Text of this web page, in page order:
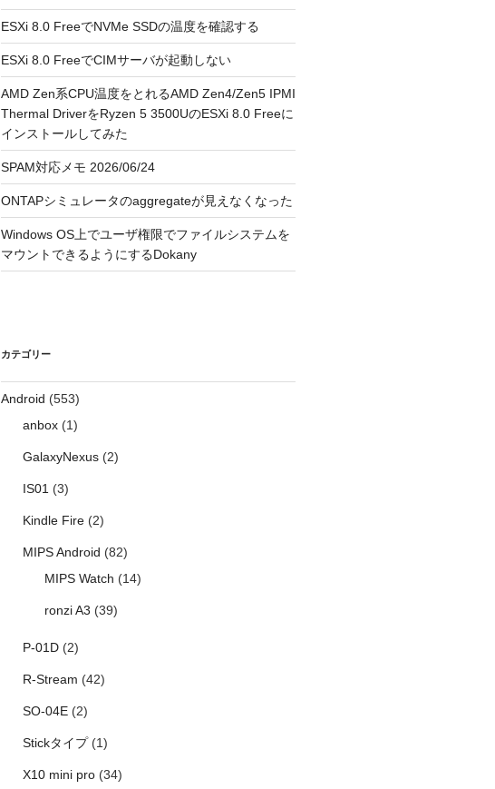
ESXi 8.0 FreeでNVMe SSDの温度を確認する
ESXi 8.0 FreeでCIMサーバが起動しない
AMD Zen系CPU温度をとれるAMD Zen4/Zen5 IPMI
Thermal DriverをRyzen 5 3500UのESXi 8.0 Freeに
インストールしてみた
SPAM対応メモ 2026/06/24
ONTAPシミュレータのaggregateが見えなくなった
Windows OS上でユーザ権限でファイルシステムを
マウントできるようにするDokany
カテゴリー
Android (553)
anbox(1)
GalaxyNexus(2)
IS01(3)
Kindle Fire(2)
MIPS Android (82)
MIPS Watch (14)
ronzi A3 (39)
P-01D(2)
R-Stream (42)
SO-04E(2)
Stickタイプ(1)
X10 mini pro(34)